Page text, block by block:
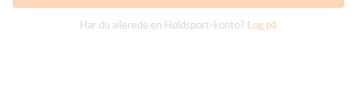
Har du allerede en Holdsport-konto? Log på